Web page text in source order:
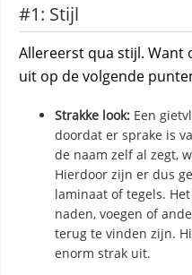
#1: Stijl
Allereerst qua stijl. Want
uit op de volgende
Strakke look: Een
doordat er sprake is
de naam zelf al zegt,
Hierdoor zijn er dus
laminaat of tegels.
naden, voegen of
terug te vinden zijn.
enorm strak uit.